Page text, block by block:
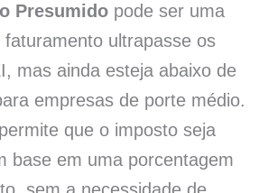
Presumidopode ser uma
faturamento ultrapasse os
mas ainda esteja abaixo de
empresas de porte médio.
que o imposto seja
base em uma porcentagem